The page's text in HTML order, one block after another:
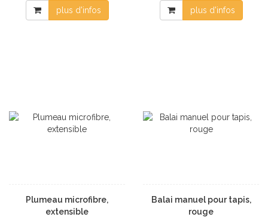
plus d'infos plus d'infos
Plumeau microfibre,
extensible
Balai manuel pour tapis,
rouge